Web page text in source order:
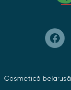
Cosmetică belarusă